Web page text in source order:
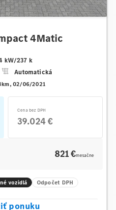
4Matic
kW/237 k
Automatická
02/06/2021
Cena bez DPH
39.024 €
821 €mesačne
vozidlá Odpočet DPH
ponuku